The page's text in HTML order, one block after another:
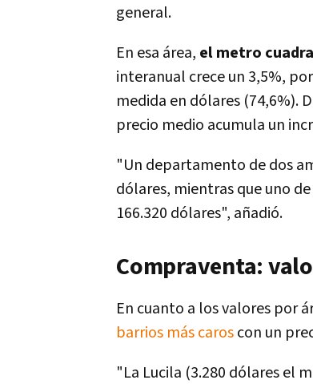
general.
En esa área, el metro
interanual crece un 3,5%,
medida en dólares (74,6%).
precio medio acumula un
"Un departamento de dos
dólares, mientras que uno
166.320 dólares", añadió.
Compraventa:
En cuanto a los valores por
barrios más caroscon un
"La Lucila (3.280 dólares el